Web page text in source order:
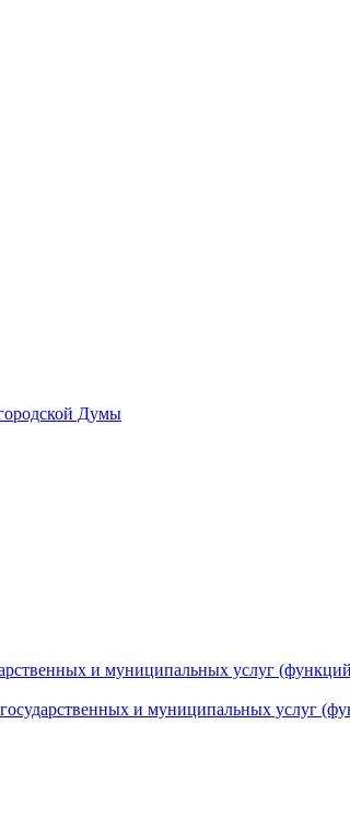
Думы
и муниципальных услуг
и муниципальных услуг